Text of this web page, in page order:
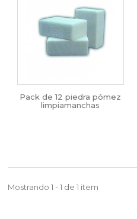
Pack de 12 piedra pómez
limpiamanchas
Mostrando 1 - 1 de 1 item